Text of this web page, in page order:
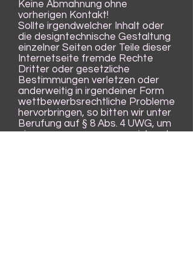
Keine Abmahnung ohne
vorherigen Kontakt!
Sollte irgendwelcher Inhalt oder
die designtechnische Gestaltung
einzelner Seiten oder Teile dieser
Internetseite fremde Rechte
Dritter oder gesetzliche
Bestimmungen verletzen oder
anderweitig in irgendeiner Form
wettbewerbsrechtliche Probleme
hervorbringen, so bitten wir unter
Berufung auf § 8 Abs. 4 UWG, um
eine angemessene, ausreichend